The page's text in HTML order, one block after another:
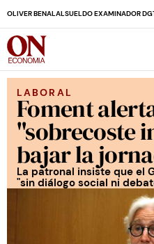
OLIVER BENALALSUELDO EXAMINADOR
LABORAL
Foment
"sobrecoste
bajar la
La patronal insiste que el
"sin diálogo social ni